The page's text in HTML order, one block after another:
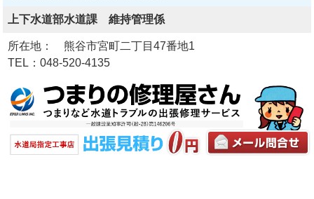
上下水道部水道課 維持管理係
所在地： 熊谷市宮町二丁目47番地1
TEL：048-520-4135